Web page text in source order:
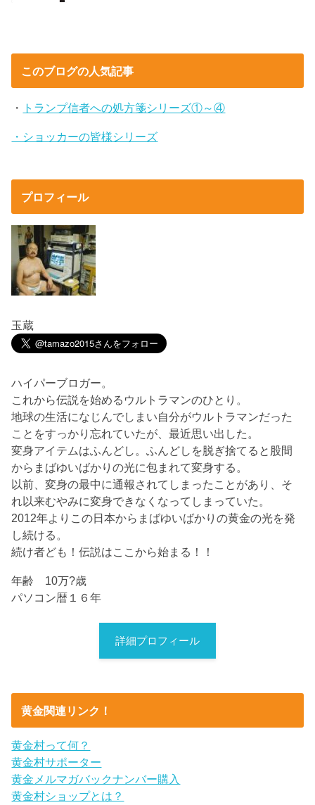
このブログの人気記事
・ トランプ信者への処方箋シリーズ①～④
・ショッカーの皆様シリーズ
プロフィール
玉蔵
ハイパーブロガー。
これから伝説を始めるウルトラマンのひとり。
地球の生活になじんでしまい自分がウルトラマンだった
ことをすっかり忘れていたが、最近思い出した。
変身アイテムはふんどし。ふんどしを脱ぎ捨てると股間
からまばゆいばかりの光に包まれて変身する。
以前、変身の最中に通報されてしまったことがあり、そ
れ以来むやみに変身できなくなってしまっていた。
2012年よりこの日本からまばゆいばかりの黄金の光を発
し続ける。
続け者ども！伝説はここから始まる！！
年齢 10万?歳
パソコン暦１６年
詳細プロフィール
黄金関連リンク！
黄金村って何？
黄金村サポーター
黄金メルマガバックナンバー購入
黄金村ショップとは？